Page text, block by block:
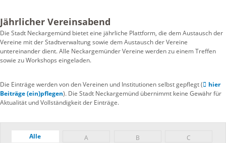
Jährlicher Vereinsabend
Die Stadt Neckargemünd bietet eine jährliche Plattform, die dem Austausch der
Vereine mit der Stadtverwaltung sowie dem Austausch der Vereine
untereinander dient. Alle Neckargemünder Vereine werden zu einem Treffen
sowie zu Workshops eingeladen.
Die Einträge werden von den Vereinen und Institutionen selbst gepflegt (
hier
Beiträge (ein)pflegen). Die Stadt Neckargemünd übernimmt keine Gewähr für
Aktualität und Vollständigkeit der Einträge.
Alle A B
C